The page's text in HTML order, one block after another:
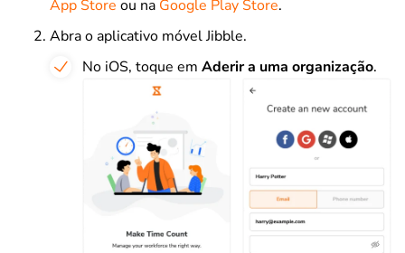
App Store ou na Google Play Store.
Abra o aplicativo móvel Jibble.
No iOS, toque em Aderir a uma organização.